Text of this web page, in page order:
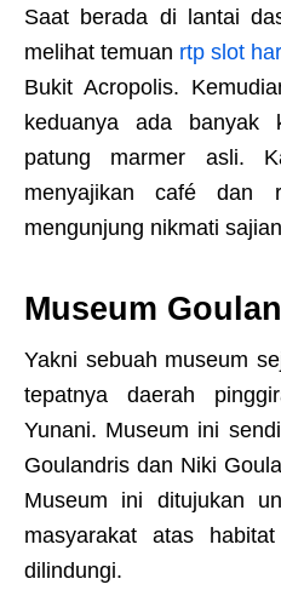
Saat berada di lantai
melihat temuan rtp slot
Bukit Acropolis.
keduanya ada banyak
patung marmer asli.
menyajikan café dan
mengunjung nikmati
Museum
Yakni sebuah museum
tepatnya daerah
Yunani. Museum ini
Goulandris dan Niki
Museum ini ditujukan
masyarakat atas
dilindungi.